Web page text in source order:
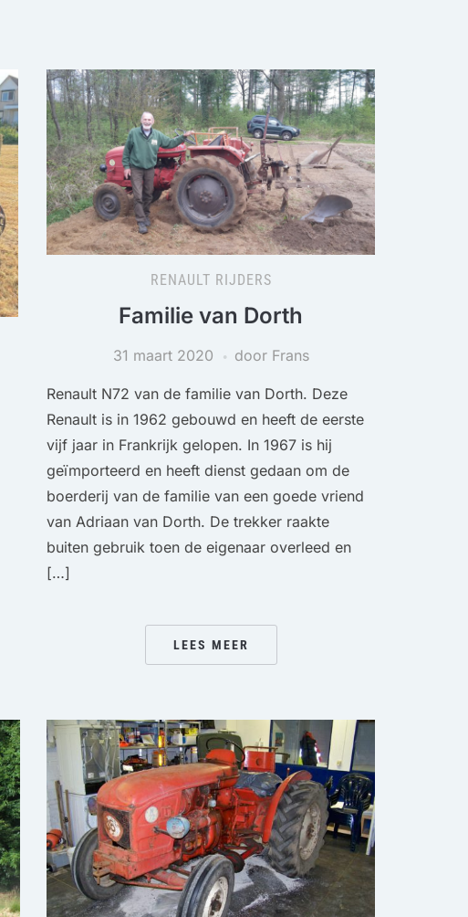
RENAULT RIJDERS
Familie van Dorth
31 maart 2020 door Frans
Renault N72 van de familie van Dorth. Deze
Renault is in 1962 gebouwd en heeft de eerste
vijf jaar in Frankrijk gelopen. In 1967 is hij
geïmporteerd en heeft dienst gedaan om de
boerderij van de familie van een goede vriend
van Adriaan van Dorth. De trekker raakte
buiten gebruik toen de eigenaar overleed en
[…]
LEES MEER